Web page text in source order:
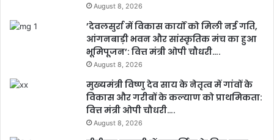
August 8, 2026
’देवलसुर्रा में विकास कार्यों को मिली नई गति,
आंगनबाड़ी भवन और सांस्कृतिक मंच का हुआ
भूमिपूजन’: वित्त मंत्री ओपी चौधरी….
August 8, 2026
मुख्यमंत्री विष्णु देव साय के नेतृत्व में गांवों के
विकास और गरीबों के कल्याण को प्राथमिकता:
वित्त मंत्री ओपी चौधरी….
August 8, 2026